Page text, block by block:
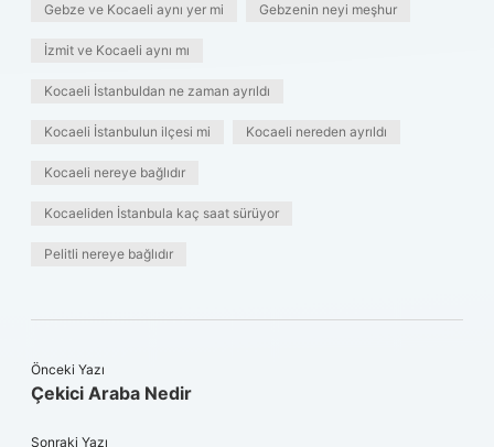
Gebze ve Kocaeli aynı yer mi Gebzenin neyi meşhur
İzmit ve Kocaeli aynı mı
Kocaeli İstanbuldan ne zaman ayrıldı
Kocaeli İstanbulun ilçesi mi Kocaeli nereden ayrıldı
Kocaeli nereye bağlıdır
Kocaeliden İstanbula kaç saat sürüyor
Pelitli nereye bağlıdır
Önceki Yazı
Çekici Araba Nedir
Sonraki Yazı